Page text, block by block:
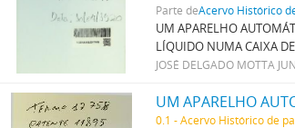
Parte deAcervo Histórico
UM APARELHO
LÍQUIDO NUMA CAIXA
JOSÉ DELGADO MOTTA
0.1 - Acervo Histórico de